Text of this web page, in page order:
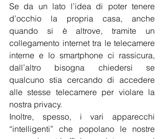
Se da un lato l’idea di poter tenere
d’occhio la propria casa, anche
quando si è altrove, tramite un
collegamento internet tra le telecamere
interne e lo smartphone ci rassicura,
dall’altro bisogna chiedersi se
qualcuno stia cercando di accedere
alle stesse telecamere per violare la
nostra privacy.
Inoltre, spesso, i vari apparecchi
“intelligenti” che popolano le nostre